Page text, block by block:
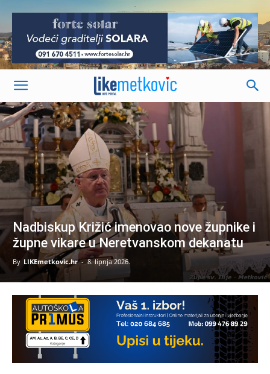
-
Nadbiskup Križić imenovao nove župnike i
župne vikare u Neretvanskom dekanatu
By LIKEmetkovic.hr - 8. lipnja 2026.